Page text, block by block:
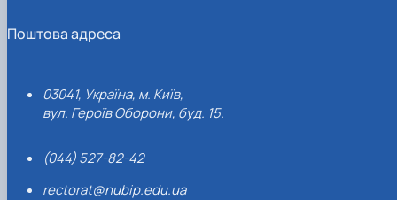
Поштова адреса
03041, Україна, м. Київ,
вул. Героїв Оборони, буд. 15.
(044) 527-82-42
rectorat@nubip.edu.ua